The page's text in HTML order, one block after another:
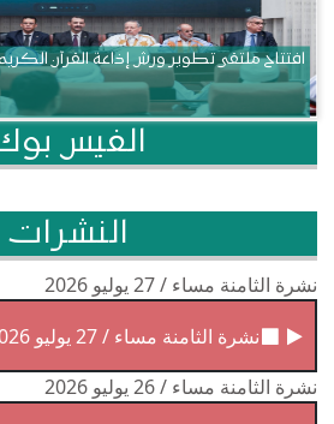
افتتاح ملتقى تطوير ورش إذاعة القرآن
الفيس
النشرات
نشرة الثامنة مساء / 27 يوليو 2026
نشرة الثامنة مساء / 27 يوليو 2026
نشرة الثامنة مساء / 26 يوليو 2026